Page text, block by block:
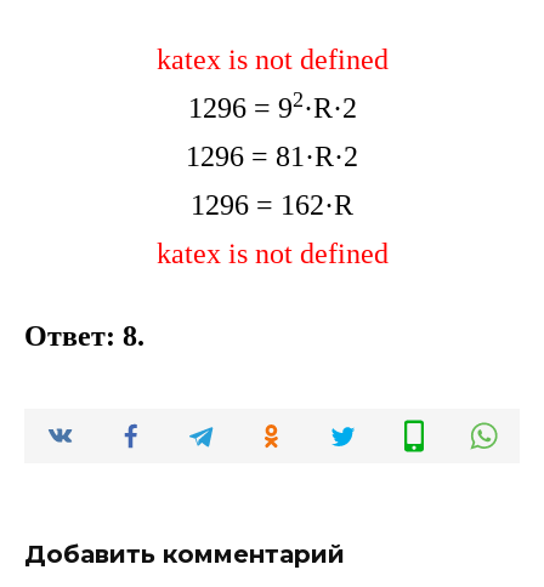
katex is not defined
1296 = 92·R·2
1296 = 81·R·2
1296 = 162·R
katex is not defined
Ответ: 8.
Добавить комментарий